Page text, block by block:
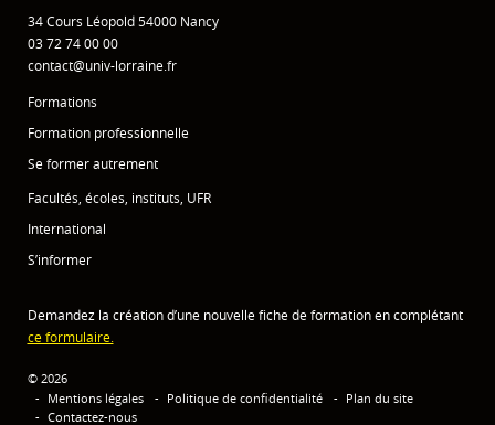
34 Cours Léopold 54000 Nancy
03 72 74 00 00
contact@univ-lorraine.fr
Formations
Formation professionnelle
Se former autrement
Facultés, écoles, instituts, UFR
International
S’informer
Demandez la création d’une nouvelle fiche de formation en complétant
ce formulaire.
© 2026
Mentions légales
Politique de confidentialité
Plan du site
Contactez-nous